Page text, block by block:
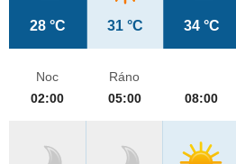
28 °C 31 °C 34 °C
Noc
02:00
Ráno
05:00
08:00